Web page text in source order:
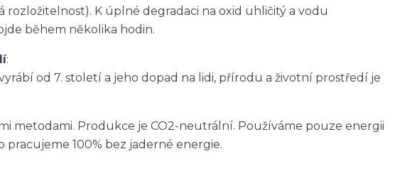
rozložitelnost). K úplné degradaci na oxid uhličitý a vodu
během několika hodin.
:
od 7. století a jeho dopad na lidi, přírodu a životní prostředí je
metodami. Produkce je CO2-neutrální. Používáme pouze energii
pracujeme 100% bez jaderné energie.